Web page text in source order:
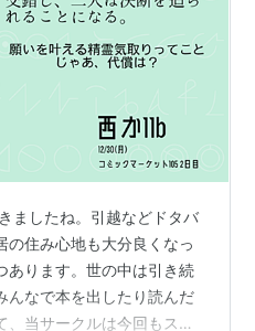
ましたね。引越などドタバ
の住み心地も大分良くなっ
あります。世の中は引き続
んなで本を出したり読んだ
当サークルは今回もスペ